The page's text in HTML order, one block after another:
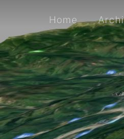
Home